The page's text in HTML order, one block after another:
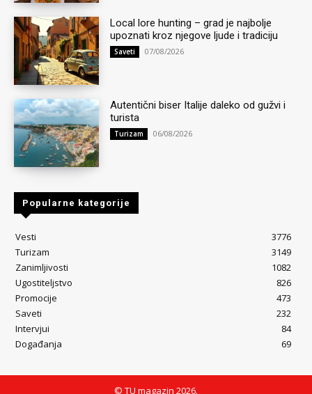
Local lore hunting – grad je najbolje
upoznati kroz njegove ljude i tradiciju
Saveti 07/08/2026
Autentični biser Italije daleko od gužvi i
turista
Turizam 06/08/2026
Popularne kategorije
Vesti
3776
Turizam
3149
Zanimljivosti
1082
Ugostiteljstvo
826
Promocije
473
Saveti
232
Intervjui
84
Događanja
69
© TU magazin 2026.